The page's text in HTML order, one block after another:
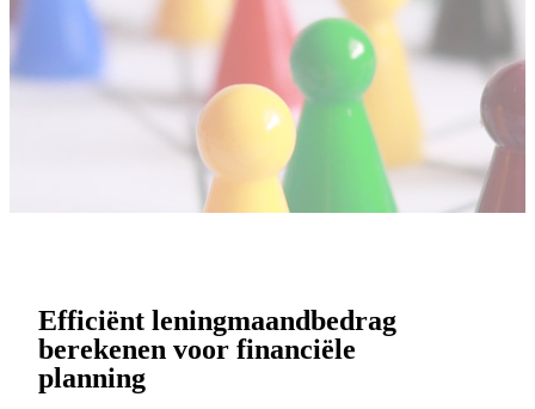
Efficiënt leningmaandbedrag
berekenen voor financiële
planning